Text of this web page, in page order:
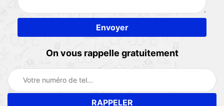
On vous rappelle gratuitement